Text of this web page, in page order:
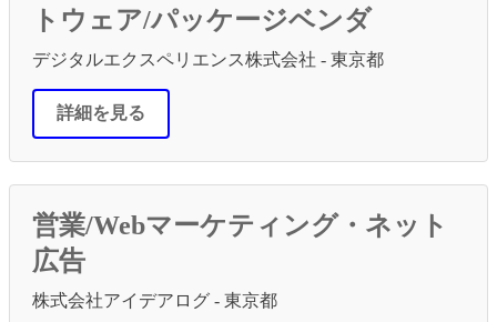
トウェア/パッケージベンダ
デジタルエクスペリエンス株式会社 - 東京都
詳細を見る
営業/Webマーケティング・ネット
広告
株式会社アイデアログ - 東京都